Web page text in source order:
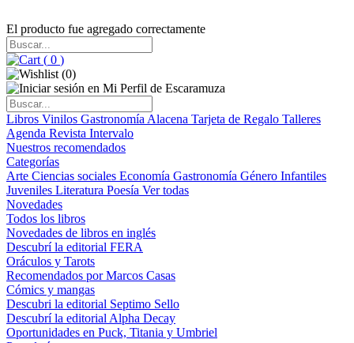
El producto fue agregado correctamente
( 0 )
(0)
Libros Vinilos Gastronomía Alacena Tarjeta de Regalo Talleres
Agenda Revista Intervalo
Nuestros recomendados
Categorías
Arte Ciencias sociales Economía Gastronomía Género Infantiles
Juveniles Literatura Poesía Ver todas
Novedades
Todos los libros
Novedades de libros en inglés
Descubrí la editorial FERA
Oráculos y Tarots
Recomendados por Marcos Casas
Cómics y mangas
Descubri la editorial Septimo Sello
Descubrí la editorial Alpha Decay
Oportunidades en Puck, Titania y Umbriel